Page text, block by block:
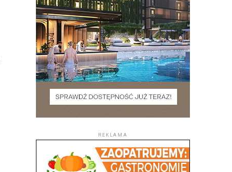
REKLAMA